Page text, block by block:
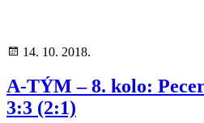
14. 10. 2018.
A-TÝM – 8. kolo:
3:3 (2:1)